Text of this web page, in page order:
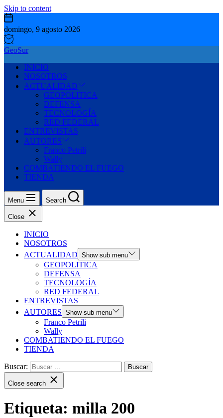
Skip to content
domingo, 9 agosto 2026
GeoSur
INICIO
NOSOTROS
ACTUALIDAD
GEOPOLITICA
DEFENSA
TECNOLOGÍA
RED FEDERAL
ENTREVISTAS
AUTORES
Franco Petrili
Wally
COMBATIENDO EL FUEGO
TIENDA
Menu Search
Close
INICIO
NOSOTROS
ACTUALIDAD Show sub menu
GEOPOLITICA
DEFENSA
TECNOLOGÍA
RED FEDERAL
ENTREVISTAS
AUTORES Show sub menu
Franco Petrili
Wally
COMBATIENDO EL FUEGO
TIENDA
Buscar:
Close search
Etiqueta: milla 200